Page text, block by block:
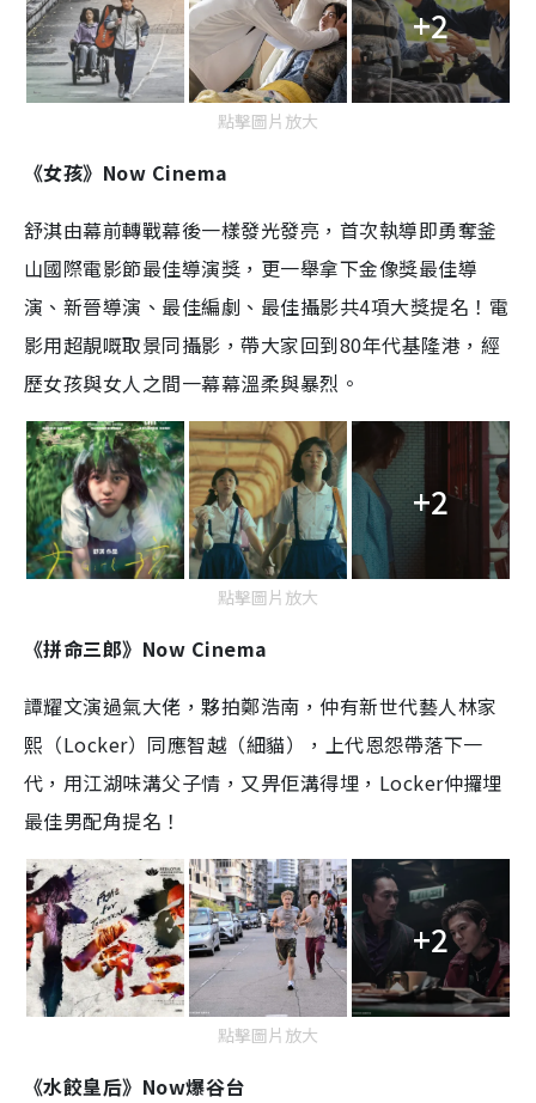
+2
點擊圖片放大
《女孩》Now Cinema
舒淇由幕前轉戰幕後一樣發光發亮，首次執導即勇奪釜
山國際電影節最佳導演獎，更一舉拿下金像獎最佳導
演、新晉導演、最佳編劇、最佳攝影共4項大獎提名！電
影用超靚嘅取景同攝影，帶大家回到80年代基隆港，經
歷女孩與女人之間一幕幕溫柔與暴烈。
+2
點擊圖片放大
《拼命三郎》Now Cinema
譚耀文演過氣大佬，夥拍鄭浩南，仲有新世代藝人林家
熙（Locker）同應智越（細貓），上代恩怨帶落下一
代，用江湖味溝父子情，又畀佢溝得埋，Locker仲攞埋
最佳男配角提名！
+2
點擊圖片放大
《水餃皇后》Now爆谷台